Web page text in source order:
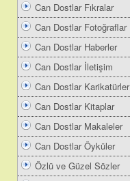
Can Dostlar Fıkralar
Can Dostlar Fotoğraflar
Can Dostlar Haberler
Can Dostlar İletişim
Can Dostlar Karikatürler
Can Dostlar Kitaplar
Can Dostlar Makaleler
Can Dostlar Öyküler
Özlü ve Güzel Sözler